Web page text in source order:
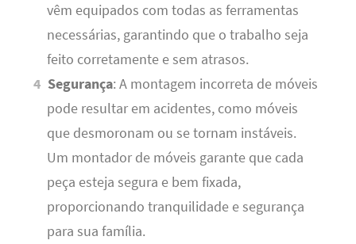
vêm equipados com todas as ferramentas
necessárias, garantindo que o trabalho seja
feito corretamente e sem atrasos.
Segurança: A montagem incorreta de móveis
pode resultar em acidentes, como móveis
que desmoronam ou se tornam instáveis.
Um montador de móveis garante que cada
peça esteja segura e bem fixada,
proporcionando tranquilidade e segurança
para sua família.